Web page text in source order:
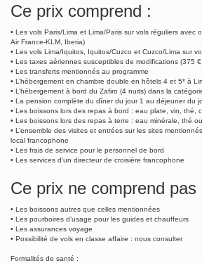
Ce prix comprend :
• Les vols Paris/Lima et Lima/Paris sur vols réguliers avec
Air France-KLM, Iberia)
• Les vols Lima/Iquitos, Iquitos/Cuzco et Cuzco/Lima sur
• Les taxes aériennes susceptibles de modifications (375
• Les transferts mentionnés au programme
• L’hébergement en chambre double en hôtels 4 et 5* à
• L’hébergement à bord du Zafiro (4 nuits) dans la
• La pension complète du dîner du jour 1 au déjeuner du
• Les boissons lors des repas à bord : eau plate, vin, thé,
• Les boissons lors des repas à terre : eau minérale, thé
• L’ensemble des visites et entrées sur les sites
local francophone
• Les frais de service pour le personnel de bord
• Les services d’un directeur de croisière francophone
Ce prix ne comprend pas
• Les boissons autres que celles mentionnées
• Les pourboires d’usage pour les guides et chauffeurs
• Les assurances voyage
• Possibilité de vols en classe affaire : nous consulter
Formalités de santé :